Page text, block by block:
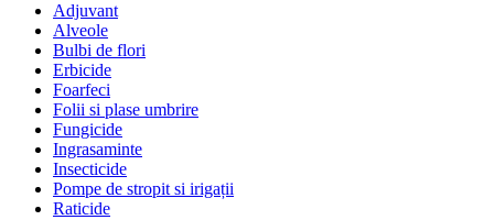
Adjuvant
Alveole
Bulbi de flori
Erbicide
Foarfeci
Folii si plase umbrire
Fungicide
Ingrasaminte
Insecticide
Pompe de stropit si irigații
Raticide